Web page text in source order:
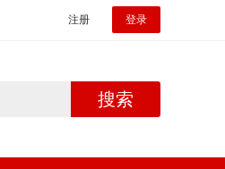
注册 登录
搜索